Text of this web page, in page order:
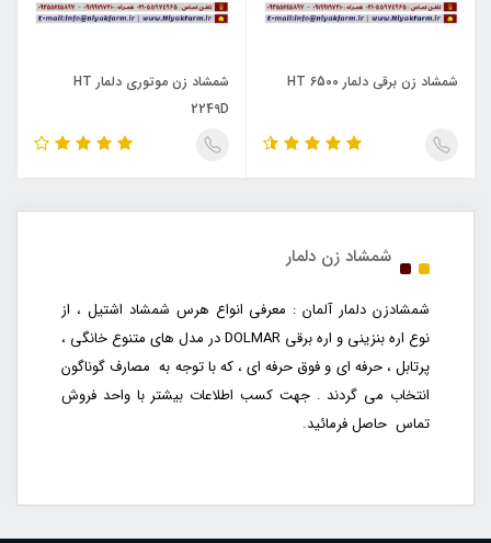
شمشاد زن برقی دلمار HT 6500
شمشاد زن موتوری دلمار HT
2249D
شمشاد زن دلمار
شمشادزن دلمار آلمان : معرفی انواع هرس شمشاد اشتیل ، از
نوع اره بنزینی و اره برقی DOLMAR در مدل های متنوع خانگی ،
پرتابل ، حرفه ای و فوق حرفه ای ، که با توجه به مصارف گوناگون
انتخاب می گردند . جهت کسب اطلاعات بیشتر با واحد فروش
تماس حاصل فرمائید.